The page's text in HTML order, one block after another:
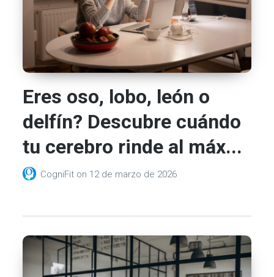
Eres oso, lobo, león o
delfín? Descubre cuándo
tu cerebro rinde al máx...
CogniFit on 12 de marzo de 2026